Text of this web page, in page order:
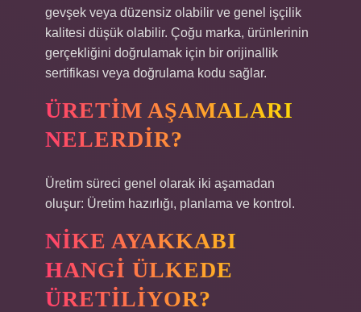
gevşek veya düzensiz olabilir ve genel işçilik
kalitesi düşük olabilir. Çoğu marka, ürünlerinin
gerçekliğini doğrulamak için bir orijinallik
sertifikası veya doğrulama kodu sağlar.
ÜRETIM AŞAMALARI
NELERDIR?
Üretim süreci genel olarak iki aşamadan
oluşur: Üretim hazırlığı, planlama ve kontrol.
NIKE AYAKKABI
HANGI ÜLKEDE
ÜRETILIYOR?